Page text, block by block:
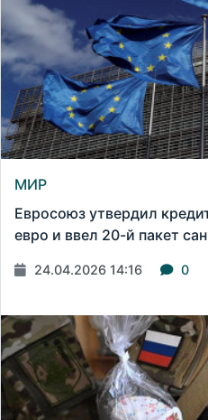
МИР
Евросоюз утвердил
евро и ввел 20-й пакет
24.04.2026 14:16 0